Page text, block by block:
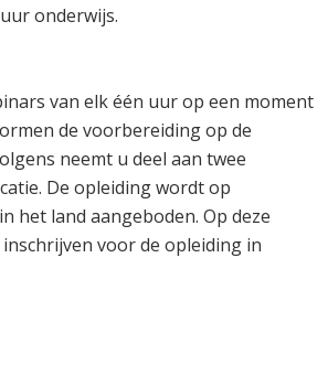
onderwijs.
van elk één uur op een moment
de voorbereiding op de
neemt u deel aan twee
De opleiding wordt op
het land aangeboden. Op deze
voor de opleiding in